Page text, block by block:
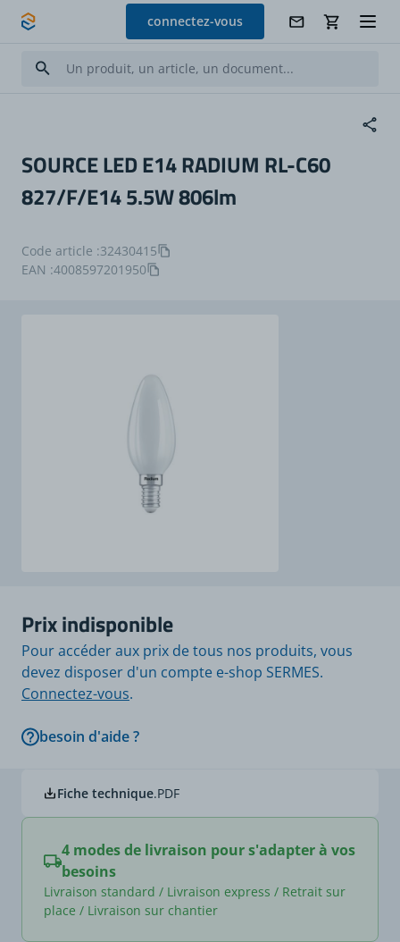
Allez au contenu
connectez-vous
SOURCE LED E14 RADIUM RL-C60
827/F/E14 5.5W 806lm
Code article :32430415
EAN :4008597201950
Prix indisponible
Pour accéder aux prix de tous nos produits, vous
devez disposer d'un compte e-shop SERMES.
Connectez-vous.
besoin d'aide ?
Fiche technique.PDF
4 modes de livraison pour s'adapter à vos
besoins
Livraison standard / Livraison express / Retrait sur
place / Livraison sur chantier